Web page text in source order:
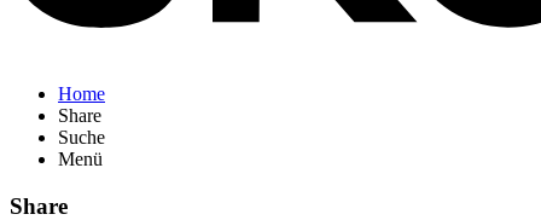
Home
Share
Suche
Menü
Share